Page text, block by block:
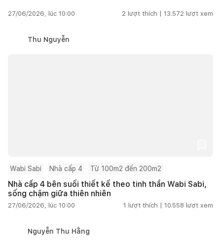
27/06/2026, lúc 10:00 2 lượt thích | 13.572 lượt xem
Thu Nguyễn
Wabi Sabi Nhà cấp 4 Từ 100m2 đến 200m2
Nhà cấp 4 bên suối thiết kế theo tinh thần Wabi Sabi,
sống chậm giữa thiên nhiên
27/06/2026, lúc 10:00 1 lượt thích | 10.558 lượt xem
Nguyễn Thu Hằng